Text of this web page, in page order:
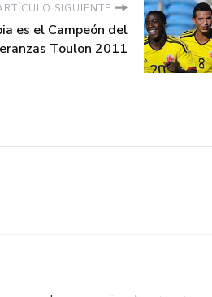
SIGUIENTE
es el Campeón del
Toulon 2011